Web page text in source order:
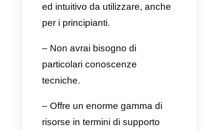
l’assistenza clienti. Tieni sempre
a mente che i chatbot possono
anche creare promemoria per
WhatsApp.
può infatti assegnare tag ai tuoi